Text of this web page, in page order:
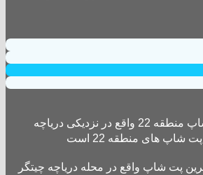
پت شاپ نینی پت پت شاپ منطقه 22 واقع در نزدیکی دریاچه
شاپ های منطقه 22 است
پت شاپ واقع در محله دریاچه چیتگر